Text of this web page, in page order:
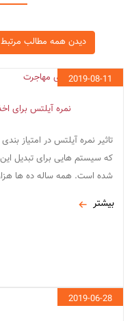
دیدن همه مطالب
2019-08-11
نمره آیلتس برای
تاثیر نمره آیلتس در امتیاز
شده است. همه ساله ده ها
بیشتر
2019-06-28